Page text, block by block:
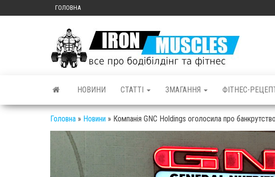
ГОЛОВНА
НОВИНИ СТАТТІ ЗМАГАННЯ ФІТНЕС-
Головна » Новини » Компанія GNC Holdings оголосила про банкрутство